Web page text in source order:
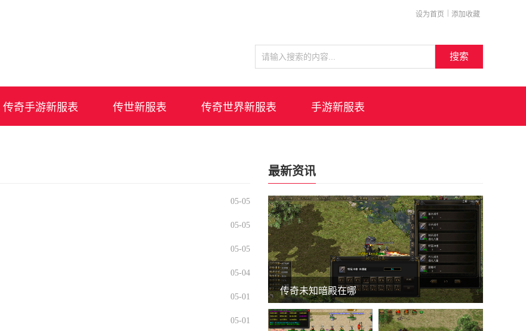
设为首页 添加收藏
搜索
传奇手游新服表 传世新服表 传奇世界新服表 手游新服表
05-05
05-05
05-05
05-04
05-01
05-01
最新资讯
传奇未知暗殿在哪